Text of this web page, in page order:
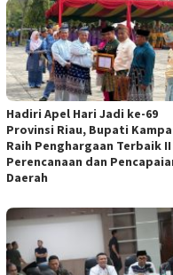
Hadiri Apel Hari Jadi ke-69
Provinsi Riau, Bupati
Raih Penghargaan Terbaik II
Perencanaan dan
Daerah